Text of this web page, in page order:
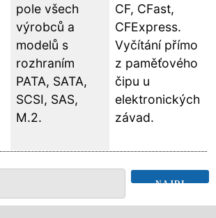
pole všech
výrobců a
modelů s
rozhraním
PATA, SATA,
SCSI, SAS,
M.2.
CF, CFast,
CFExpress.
Vyčítání přímo
z paměťového
čipu u
elektronických
závad.